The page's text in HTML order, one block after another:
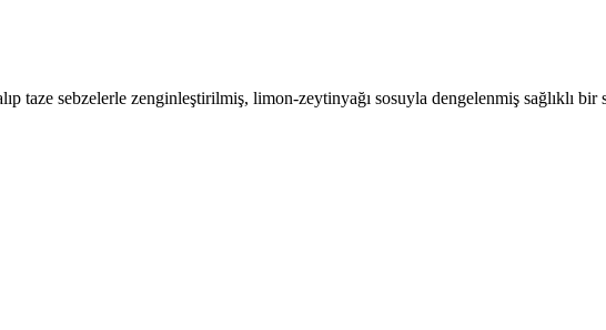
taze sebzelerle zenginleştirilmiş, limon-zeytinyağı sosuyla dengelenmiş sağlıklı bir